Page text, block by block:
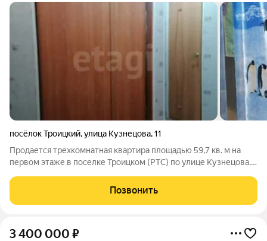
посёлок Троицкий,улица Кузнецова,11
Продается трехкомнатная квартира площадью 59,7 кв. м на
первом этаже в поселке Троицком (РТС) по улице Кузнецова.
За квартирой закреплен земельный участок, что позволяет
выращивать овощи и
Позвонить
3 400 000 ₽